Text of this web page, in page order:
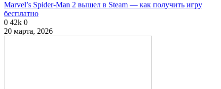
Marvel’s Spider-Man 2 вышел в Steam — как получить игру
бесплатно
0 42k 0
20 марта, 2026